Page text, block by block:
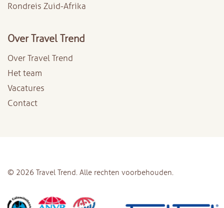
Rondreis Zuid-Afrika
Over Travel Trend
Over Travel Trend
Het team
Vacatures
Contact
© 2026 Travel Trend. Alle rechten voorbehouden.